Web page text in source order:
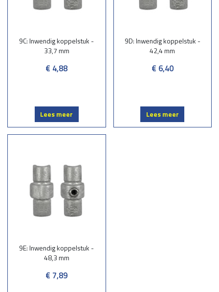
9C: Inwendig koppelstuk -
33,7 mm
€ 4,88
Lees meer
9D: Inwendig koppelstuk -
42,4 mm
€ 6,40
Lees meer
9E: Inwendig koppelstuk -
48,3 mm
€ 7,89